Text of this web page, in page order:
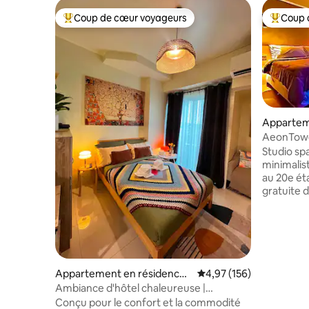
Coups de cœur voyageurs les plus appréciés
Coup de cœur voyageurs
Appartement en résidence ⋅
Davao City
Évaluation moyenne
4,97 (156)
Ambiance d'hôtel chaleureuse |
Superhôte | Wi-Fi | Centre commercial
Conçu pour le confort et la commodité
Coups
Coup
Davao
salle de
Studio
au 20e
gratuite